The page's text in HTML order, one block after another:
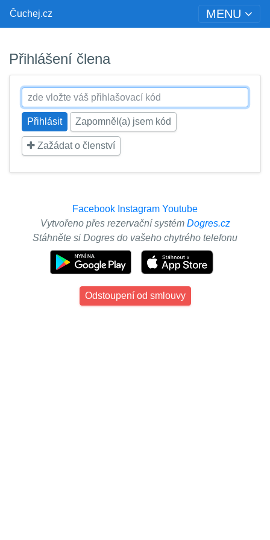
Čuchej.cz MENU
Přihlášení člena
Zapomněl(a) jsem kód
Zažádat o členství
Facebook Instagram Youtube
Vytvořeno přes rezervační systém Dogres.cz
Stáhněte si Dogres do vašeho chytrého telefonu
Odstoupení od smlouvy